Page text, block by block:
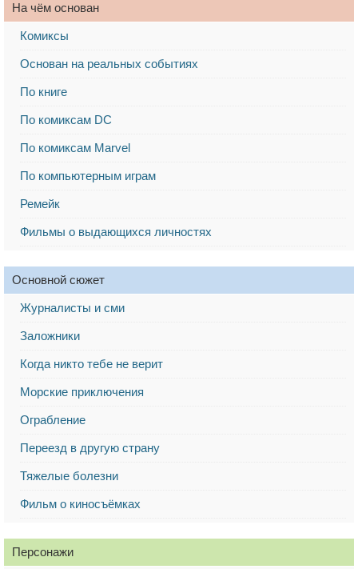
На чём основан
Комиксы
Основан на реальных событиях
По книге
По комиксам DC
По комиксам Marvel
По компьютерным играм
Ремейк
Фильмы о выдающихся личностях
Основной сюжет
Журналисты и сми
Заложники
Когда никто тебе не верит
Морские приключения
Ограбление
Переезд в другую страну
Тяжелые болезни
Фильм о киносъёмках
Персонажи